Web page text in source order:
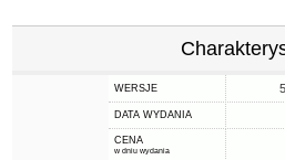
WERSJE
DATA WYDANIA
CENA
w dniu wydania